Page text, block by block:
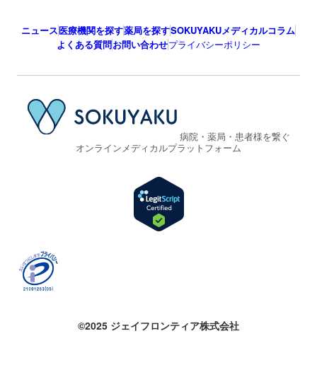
ニュース医療機関を探す薬局を探すSOKUYAKUメディカルコラム
よくある質問お問い合わせプライバシーポリシー
病院・薬局・患者様を繋ぐ
オンラインメディカルプラットフォーム
©2025 ジェイフロンティア株式会社